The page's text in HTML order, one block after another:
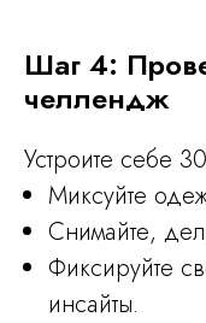
Шаг 4:
челлендж
Устроите себе
Миксуйте
Снимайте,
Фиксируйте
инсайты.